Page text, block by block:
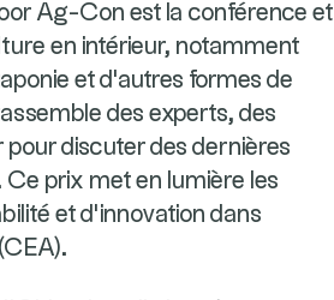
Ag-Con est la conférence et
en intérieur, notamment
et d'autres formes de
des experts, des
discuter des dernières
prix met en lumière les
et d’innovation dans